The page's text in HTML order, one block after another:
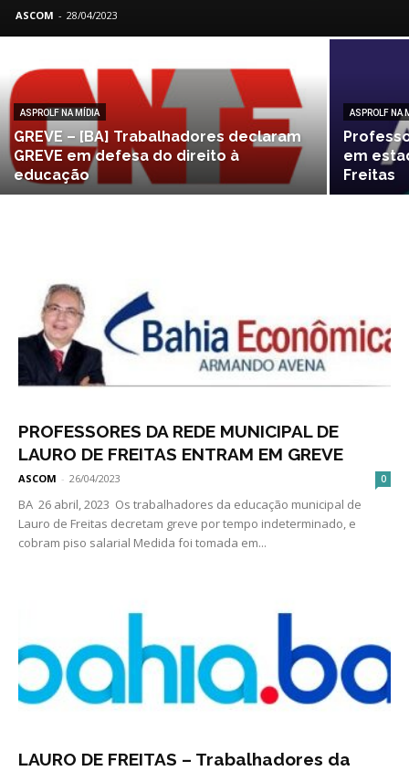
ASCOM - 28/04/2023
ASPROLF NA MÍDIA
GREVE – [BA] Trabalhadores declaram
GREVE em defesa do direito à
educação
ASPROLF NA
em
Freitas
PROFESSORES DA REDE MUNICIPAL DE
LAURO DE FREITAS ENTRAM EM GREVE
ASCOM - 26/04/2023 0
BA 26 abril, 2023 Os trabalhadores da educação municipal de
Lauro de Freitas decretam greve por tempo indeterminado, e
cobram piso salarial Medida foi tomada em...
LAURO DE FREITAS – Trabalhadores da